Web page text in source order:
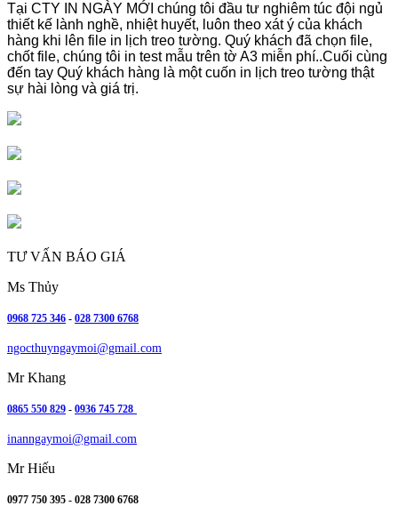
Tại CTY IN NGÀY MỚI chúng tôi đầu tư nghiêm túc đội ngủ
thiết kế lành nghề, nhiệt huyết, luôn theo xát ý của khách
hàng khi lên file in lịch treo tường. Quý khách đã chọn file,
chốt file, chúng tôi in test mẫu trên tờ A3 miễn phí..Cuối cùng
đến tay Quý khách hàng là một cuốn in lịch treo tường thật
sự hài lòng và giá trị.
TƯ VẤN BÁO GIÁ
Ms Thủy
0968 725 346 - 028 7300 6768
ngocthuyngaymoi@gmail.com
Mr Khang
0865 550 829 - 0936 745 728
inanngaymoi@gmail.com
Mr Hiếu
0977 750 395 - 028 7300 6768